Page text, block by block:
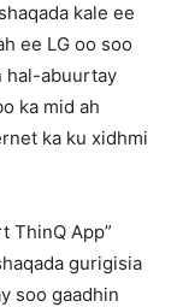
kale ee
ee LG oo soo
hal-abuurtay
ka mid ah
ka ku xidhmi
ThinQ App”
gurigisia
soo gaadhin